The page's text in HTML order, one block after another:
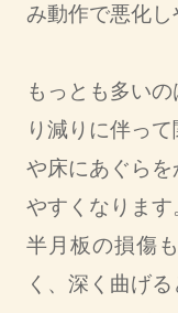
み動作で悪化し
もっとも多い
り減りに伴っ
や床にあぐら
やすくなります
半月板の損傷
く、深く曲げ